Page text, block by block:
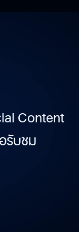
Content
รับชม